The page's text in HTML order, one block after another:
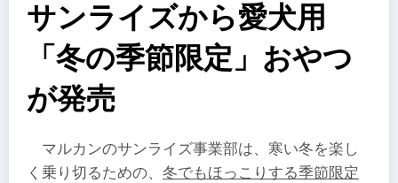
サンライズから愛犬用
「冬の季節限定」おやつ
が発売
マルカンのサンライズ事業部は、寒い冬を楽し
く乗り切るための、 冬でもほっこりする季節限定